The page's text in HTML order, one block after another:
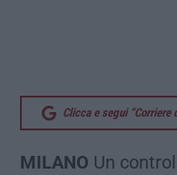
Clicca e segui “Corriere
MILANO Un